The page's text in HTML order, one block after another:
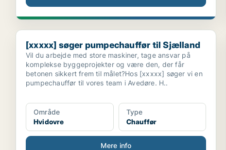
[xxxxx] søger pumpechauffør til Sjælland
[xxxxx] søger pumpechauffør til Sjælland
Vil du arbejde med store maskiner, tage ansvar på
komplekse byggeprojekter og være den, der får
betonen sikkert frem til målet?Hos [xxxxx] søger vi en
pumpechauffør til vores team i Avedøre. H..
Område
Hvidovre
Type
Chauffør
Mere info